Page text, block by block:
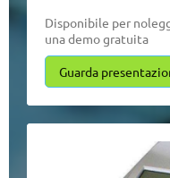
Disponibile per
una demo gratuita
Guarda